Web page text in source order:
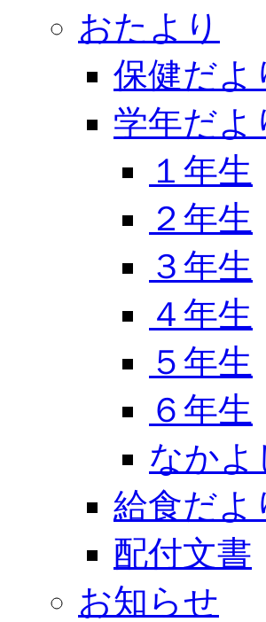
おたより
保健だよ
学年だよ
１年生
２年生
３年生
４年生
５年生
６年生
なかよ
給食だよ
配付文書
お知らせ